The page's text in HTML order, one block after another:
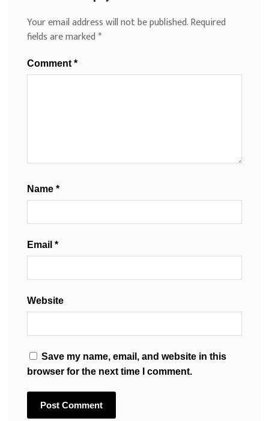
Your email address will not be published.Required
fields are marked*
Comment *
Name *
Email *
Website
Save my name, email, and website in this
browser for the next time I comment.